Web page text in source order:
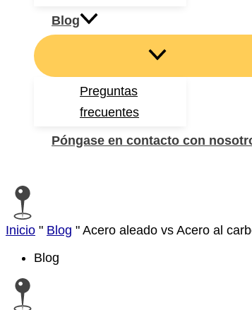
Blog
Preguntas
frecuentes
Póngase en contacto con
Inicio " Blog " Acero aleado vs Acero al
Blog